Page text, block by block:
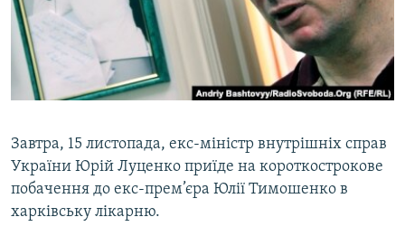
ДЕПОРТАЦІЯ
ВІДЕОУРОКИ «ELIFBE»
СВІДЧЕННЯ ОКУПАЦІЇ
ІНФОГРАФІКА
ЯК ОБІЙТИ БЛОКУВАННЯ
Русский
Qırımtatar
ДОЛУЧАЙСЯ!
Завтра, 15 листопада, екс-міністр внутрішніх справ
України Юрій Луценко приїде на короткострокове
побачення до екс-прем’єра Юлії Тимошенко в
харківську лікарню.